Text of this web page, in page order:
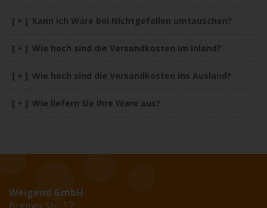
[ + ] Kann ich Ware bei Nichtgefallen umtauschen?
[ + ] Wie hoch sind die Versandkosten im Inland?
[ + ] Wie hoch sind die Versandkosten ins Ausland?
[ + ] Wie liefern Sie Ihre Ware aus?
Weigend GmbH